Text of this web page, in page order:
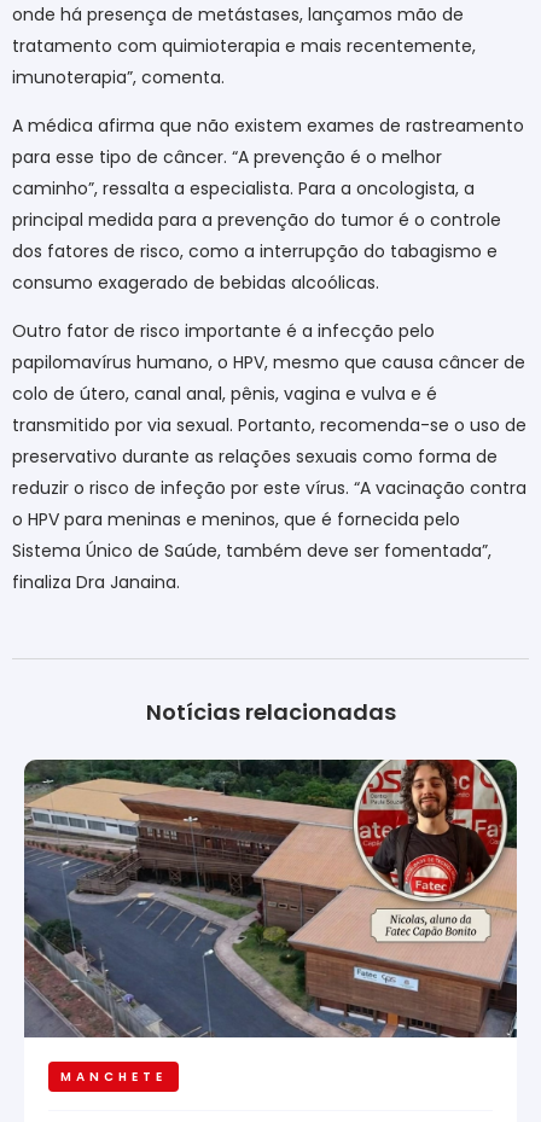
onde há presença de metástases, lançamos mão de
tratamento com quimioterapia e mais recentemente,
imunoterapia”, comenta.
A médica afirma que não existem exames de rastreamento
para esse tipo de câncer. “A prevenção é o melhor
caminho”, ressalta a especialista. Para a oncologista, a
principal medida para a prevenção do tumor é o controle
dos fatores de risco, como a interrupção do tabagismo e
consumo exagerado de bebidas alcoólicas.
Outro fator de risco importante é a infecção pelo
papilomavírus humano, o HPV, mesmo que causa câncer de
colo de útero, canal anal, pênis, vagina e vulva e é
transmitido por via sexual. Portanto, recomenda-se o uso de
preservativo durante as relações sexuais como forma de
reduzir o risco de infeção por este vírus. “A vacinação contra
o HPV para meninas e meninos, que é fornecida pelo
Sistema Único de Saúde, também deve ser fomentada”,
finaliza Dra Janaina.
Notícias relacionadas
MANCHETE